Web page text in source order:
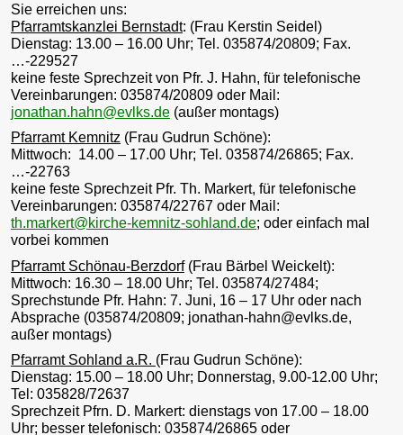
Sie erreichen uns:
Pfarramtskanzlei Bernstadt: (Frau Kerstin Seidel)
Dienstag: 13.00 – 16.00 Uhr; Tel. 035874/20809; Fax.
…-229527
keine feste Sprechzeit von Pfr. J. Hahn, für telefonische
Vereinbarungen: 035874/20809 oder Mail:
jonathan.hahn@evlks.de (außer montags)
Pfarramt Kemnitz (Frau Gudrun Schöne):
Mittwoch: 14.00 – 17.00 Uhr; Tel. 035874/26865; Fax.
…-22763
keine feste Sprechzeit Pfr. Th. Markert, für telefonische
Vereinbarungen: 035874/22767 oder Mail:
th.markert@kirche-kemnitz-sohland.de; oder einfach mal
vorbei kommen
Pfarramt Schönau-Berzdorf(Frau Bärbel Weickelt):
Mittwoch: 16.30 – 18.00 Uhr; Tel. 035874/27484;
Sprechstunde Pfr. Hahn: 7. Juni, 16 – 17 Uhr oder nach
Absprache (035874/20809; jonathan-hahn@evlks.de,
außer montags)
Pfarramt Sohland a.R. (Frau Gudrun Schöne):
Dienstag: 15.00 – 18.00 Uhr; Donnerstag, 9.00-12.00 Uhr;
Tel: 035828/72637
Sprechzeit Pfrn. D. Markert: dienstags von 17.00 – 18.00
Uhr; besser telefonisch: 035874/26865 oder